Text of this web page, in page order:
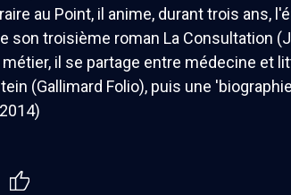
au Point, il anime, durant trois ans,
son troisième roman La Consultation
il se partage entre médecine et
(Gallimard Folio), puis une